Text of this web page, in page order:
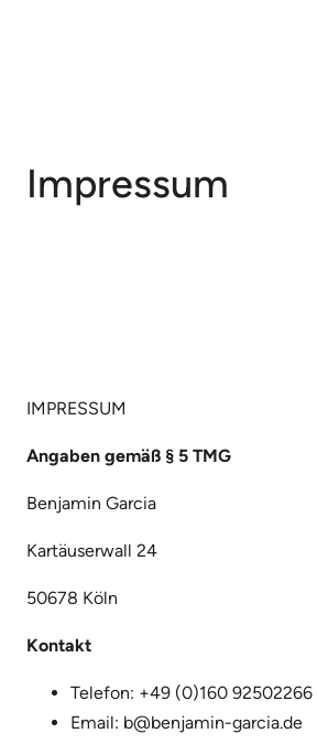
Impressum
IMPRESSUM
Angaben gemäß § 5 TMG
Benjamin Garcia
Kartäuserwall 24
50678 Köln
Kontakt
Telefon: +49 (0)160 92502266
Email: b@benjamin-garcia.de